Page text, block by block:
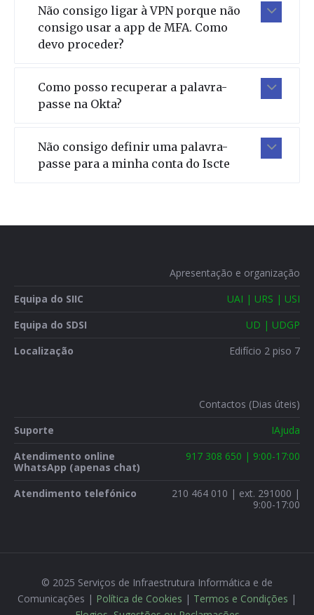
Não consigo ligar à VPN porque não
consigo usar a app de MFA. Como
devo proceder?
Como posso recuperar a palavra-
passe na Okta?
Não consigo definir uma palavra-
passe para a minha conta do Iscte
Apresentação e organização
Equipa do SIIC
UAI | URS | USI
Equipa do SDSI
UD | UDGP
Localização
Edifício 2 piso 7
Contactos (Dias úteis)
Suporte
IAjuda
Atendimento online
WhatsApp (apenas chat)
917 308 650 | 9:00-17:00
Atendimento telefónico
210 464 010 | ext. 291000 |
9:00-17:00
© 2025 Serviços de Infraestrutura Informática e de
Comunicações | Política de Cookies | Termos e Condições |